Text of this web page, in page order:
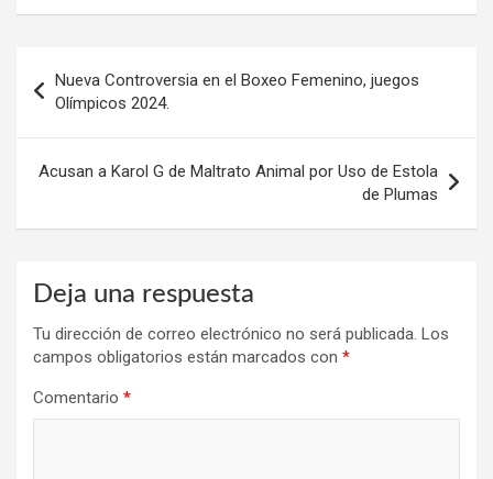
de
entradas
Nueva Controversia en el Boxeo Femenino, juegos
Olímpicos 2024.
Acusan a Karol G de Maltrato Animal por Uso de Estola
de Plumas
Deja una respuesta
Tu dirección de correo electrónico no será publicada. Los
campos obligatorios están marcados con *
Comentario *